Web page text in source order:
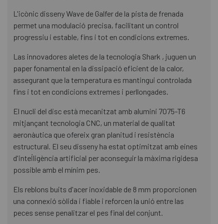
L'icònic disseny Wave de Galfer de la pista de frenada
permet una modulació precisa, facilitant un control
progressiu i estable, fins i tot en condicions extremes.
Las innovadores aletes de la tecnologia Shark , juguen un
paper fonamental en la dissipació eficient de la calor,
assegurant que la temperatura es mantingui controlada
fins i tot en condicions extremes i perllongades.
El nucli del disc està mecanitzat amb alumini 7075-T6
mitjançant tecnologia CNC, un material de qualitat
aeronàutica que ofereix gran planitud i resistència
estructural. El seu disseny ha estat optimitzat amb eines
d'intel·ligència artificial per aconseguir la màxima rigidesa
possible amb el mínim pes.
Els reblons buits d'acer inoxidable de 8 mm proporcionen
una connexió sòlida i fiable i reforcen la unió entre las
peces sense penalitzar el pes final del conjunt.